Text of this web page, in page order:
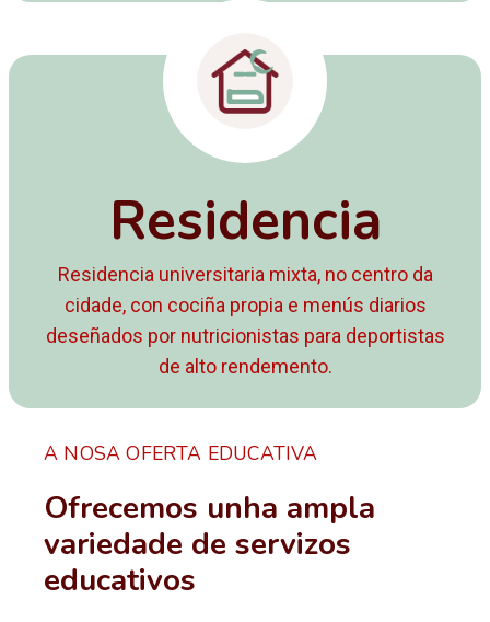
Residencia
Residencia universitaria mixta, no centro da
cidade, con cociña propia e menús diarios
deseñados por nutricionistas para deportistas
de alto rendemento.
A NOSA OFERTA EDUCATIVA
Ofrecemos unha ampla
variedade de servizos
educativos